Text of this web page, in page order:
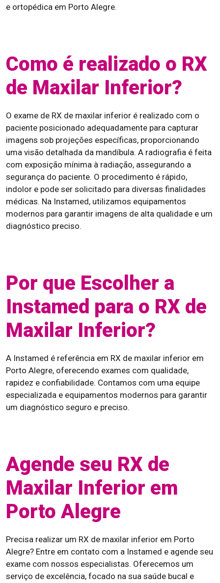
e ortopédica em Porto Alegre.
Como é realizado o RX
de Maxilar Inferior?
O exame de RX de maxilar inferior é realizado com o
paciente posicionado adequadamente para capturar
imagens sob projeções específicas, proporcionando
uma visão detalhada da mandíbula. A radiografia é feita
com exposição mínima à radiação, assegurando a
segurança do paciente. O procedimento é rápido,
indolor e pode ser solicitado para diversas finalidades
médicas. Na Instamed, utilizamos equipamentos
modernos para garantir imagens de alta qualidade e um
diagnóstico preciso.
Por que Escolher a
Instamed para o RX de
Maxilar Inferior?
A Instamed é referência em RX de maxilar inferior em
Porto Alegre, oferecendo exames com qualidade,
rapidez e confiabilidade. Contamos com uma equipe
especializada e equipamentos modernos para garantir
um diagnóstico seguro e preciso.
Agende seu RX de
Maxilar Inferior em
Porto Alegre
Precisa realizar um RX de maxilar inferior em Porto
Alegre? Entre em contato com a Instamed e agende seu
exame com nossos especialistas. Oferecemos um
serviço de excelência, focado na sua saúde bucal e